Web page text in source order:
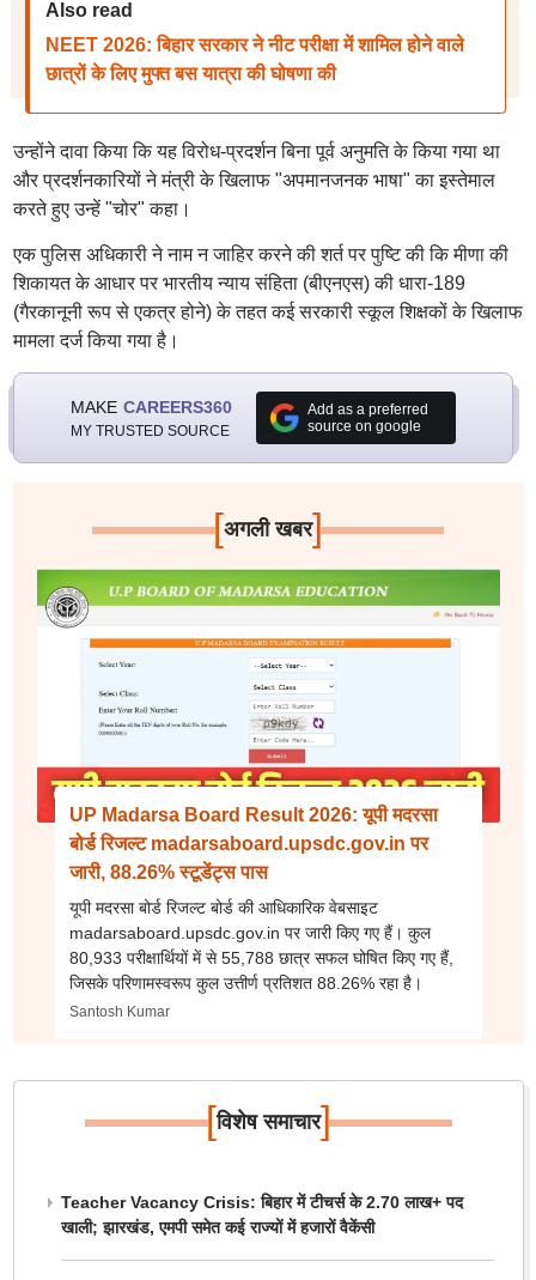
Also read
NEET 2026: बिहार सरकार ने नीट परीक्षा में शामिल होने वाले
छात्रों के लिए मुफ्त बस यात्रा की घोषणा की
उन्होंने दावा किया कि यह विरोध-प्रदर्शन बिना पूर्व अनुमति के किया गया था
और प्रदर्शनकारियों ने मंत्री के खिलाफ "अपमानजनक भाषा" का इस्तेमाल
करते हुए उन्हें "चोर" कहा।
एक पुलिस अधिकारी ने नाम न जाहिर करने की शर्त पर पुष्टि की कि मीणा की
शिकायत के आधार पर भारतीय न्याय संहिता (बीएनएस) की धारा-189
(गैरकानूनी रूप से एकत्र होने) के तहत कई सरकारी स्कूल शिक्षकों के खिलाफ
मामला दर्ज किया गया है।
MAKE CAREERS360
MY TRUSTED SOURCE
Add as a preferred
source on google
[अगली खबर]
UP Madarsa Board Result 2026: यूपी मदरसा
बोर्ड रिजल्ट madarsaboard.upsdc.gov.in पर
जारी, 88.26% स्टूडेंट्स पास
यूपी मदरसा बोर्ड रिजल्ट बोर्ड की आधिकारिक वेबसाइट
madarsaboard.upsdc.gov.in पर जारी किए गए हैं। कुल
80,933 परीक्षार्थियों में से 55,788 छात्र सफल घोषित किए गए हैं,
जिसके परिणामस्वरूप कुल उत्तीर्ण प्रतिशत 88.26% रहा है।
Santosh Kumar
[विशेष समाचार]
Teacher Vacancy Crisis: बिहार में टीचर्स के 2.70 लाख+ पद
खाली; झारखंड, एमपी समेत कई राज्यों में हजारों वैकेंसी